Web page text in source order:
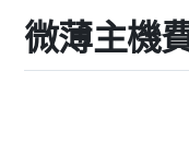
微薄主機